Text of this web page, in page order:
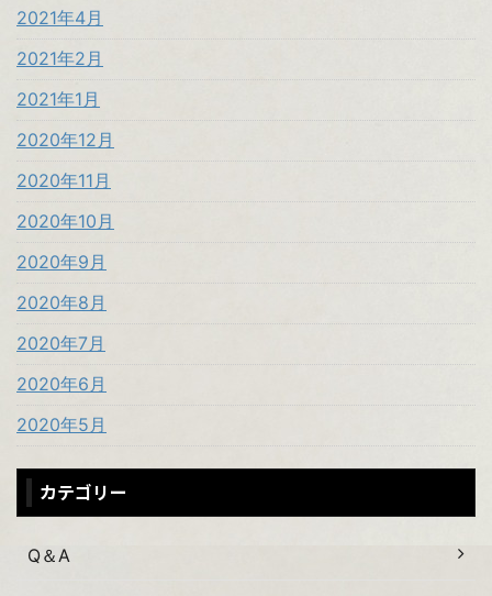
2021年4月
2021年2月
2021年1月
2020年12月
2020年11月
2020年10月
2020年9月
2020年8月
2020年7月
2020年6月
2020年5月
カテゴリー
Q＆A